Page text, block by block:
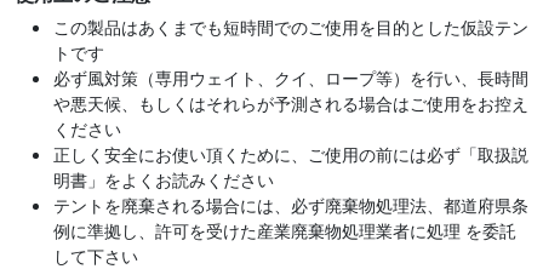
この製品はあくまでも短時間でのご使用を目的とした仮設テン
トです
必ず風対策（専用ウェイト、クイ、ロープ等）を行い、長時間
や悪天候、もしくはそれらが予測される場合はご使用をお控え
ください
正しく安全にお使い頂くために、ご使用の前には必ず「取扱説
明書」をよくお読みください
テントを廃棄される場合には、必ず廃棄物処理法、都道府県条
例に準拠し、許可を受けた産業廃棄物処理業者に処理 を委託
して下さい